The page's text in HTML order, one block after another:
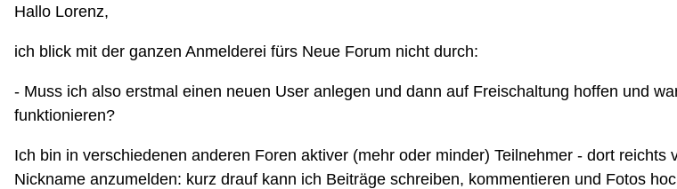
Hallo Lorenz,
ich blick mit der ganzen Anmelderei fürs Neue Forum nicht durch:
- Muss ich also erstmal einen neuen User anlegen und dann auf Freischaltung hoffen und
funktionieren?
Ich bin in verschiedenen anderen Foren aktiver (mehr oder minder) Teilnehmer - dort reichts
Nickname anzumelden: kurz drauf kann ich Beiträge schreiben, kommentieren und Fotos